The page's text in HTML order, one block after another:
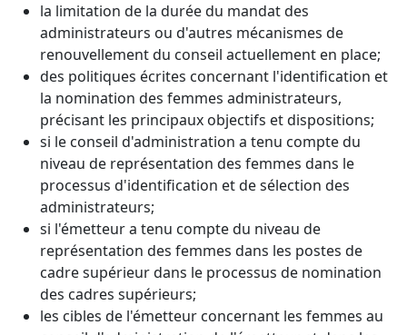
la limitation de la durée du mandat des
administrateurs ou d'autres mécanismes de
renouvellement du conseil actuellement en place;
des politiques écrites concernant l'identification et
la nomination des femmes administrateurs,
précisant les principaux objectifs et dispositions;
si le conseil d'administration a tenu compte du
niveau de représentation des femmes dans le
processus d'identification et de sélection des
administrateurs;
si l'émetteur a tenu compte du niveau de
représentation des femmes dans les postes de
cadre supérieur dans le processus de nomination
des cadres supérieurs;
les cibles de l'émetteur concernant les femmes au